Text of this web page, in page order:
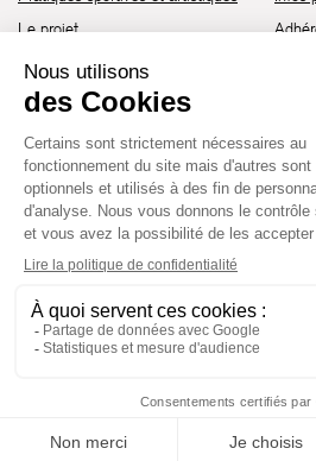
Le projet
Brochure de saison 25-26
Découvrir les espaces
Devenir partenaire
Guide
Établissement culturel et sportif à
XIXème siècle, le Carreau du Temple fut
artistiques, culturels et sportifs, à travers